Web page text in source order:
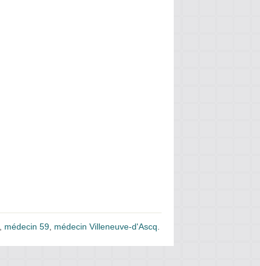
médecin 59 médecin Villeneuve-d'Ascq